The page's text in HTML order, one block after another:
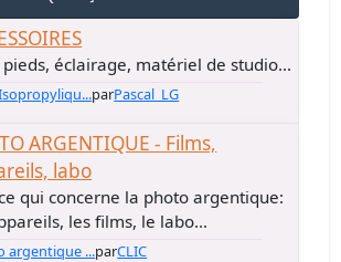
pieds, éclairage, matériel de studio...
parPascal_LG
ARGENTIQUE - Films,
labo
qui concerne la photo argentique:
les films, le labo...
argentique ...parCLIC